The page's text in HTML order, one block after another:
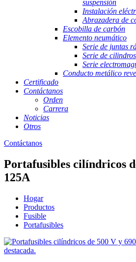
suspensión
Instalación
Abrazadera de
Escobilla de carbón
Elemento neumático
Serie de juntas
Serie de cilindros
Serie
Conducto metálico
Certificado
Contáctanos
Orden
Carrera
Noticias
Otros
Contáctanos
Portafusibles cilíndricos
125A
Hogar
Productos
Fusible
Portafusibles